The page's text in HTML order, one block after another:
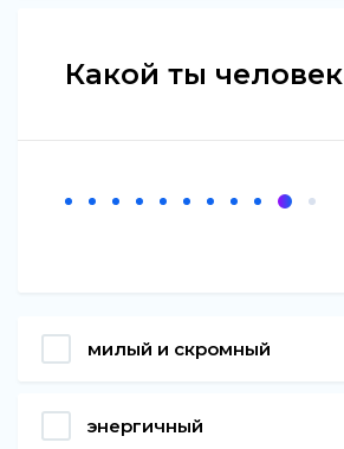
Какой ты человек
милый и скромный
энергичный